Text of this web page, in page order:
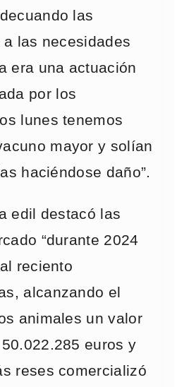
las
las necesidades
era una actuación
por los
lunes tenemos
mayor y solían
haciéndose daño”.
edil destacó las
“durante 2024
reciento
alcanzando el
animales un valor
euros y
reses comercializó